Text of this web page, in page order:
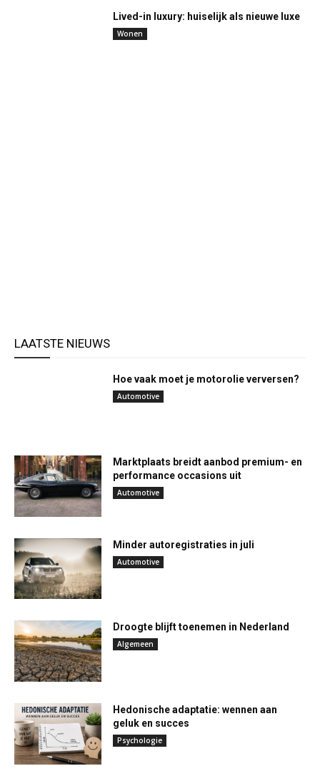
Lived-in luxury: huiselijk als nieuwe luxe
Wonen
LAATSTE NIEUWS
Hoe vaak moet je motorolie verversen?
Automotive
Marktplaats breidt aanbod premium- en
performance occasions uit
Automotive
Minder autoregistraties in juli
Automotive
Droogte blijft toenemen in Nederland
Algemeen
Hedonische adaptatie: wennen aan
geluk en succes
Psychologie